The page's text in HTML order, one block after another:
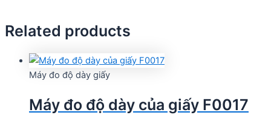
Related products
Máy đo độ dày giấy
Máy đo độ dày của giấy F0017